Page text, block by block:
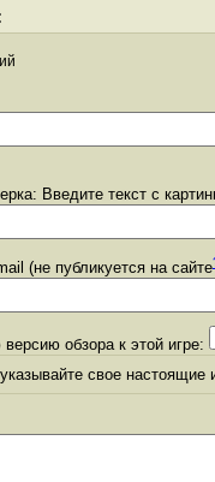
Введите текст с
(не публикуется на сайте
обзора к этой игре:
свое настоящие